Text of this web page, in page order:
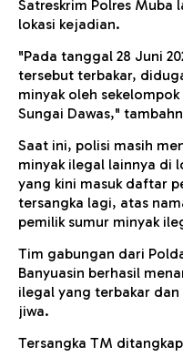
Satreskrim Polres Muba
lokasi kejadian.
"Pada tanggal 28 Juni
tersebut terbakar,
minyak oleh
Sungai Dawas,"
Saat ini, polisi masih
minyak ilegal lainnya di
yang kini masuk daftar
tersangka lagi, atas
pemilik sumur minyak
Tim gabungan dari
Banyuasin berhasil
ilegal yang terbakar dan
jiwa.
Tersangka TM